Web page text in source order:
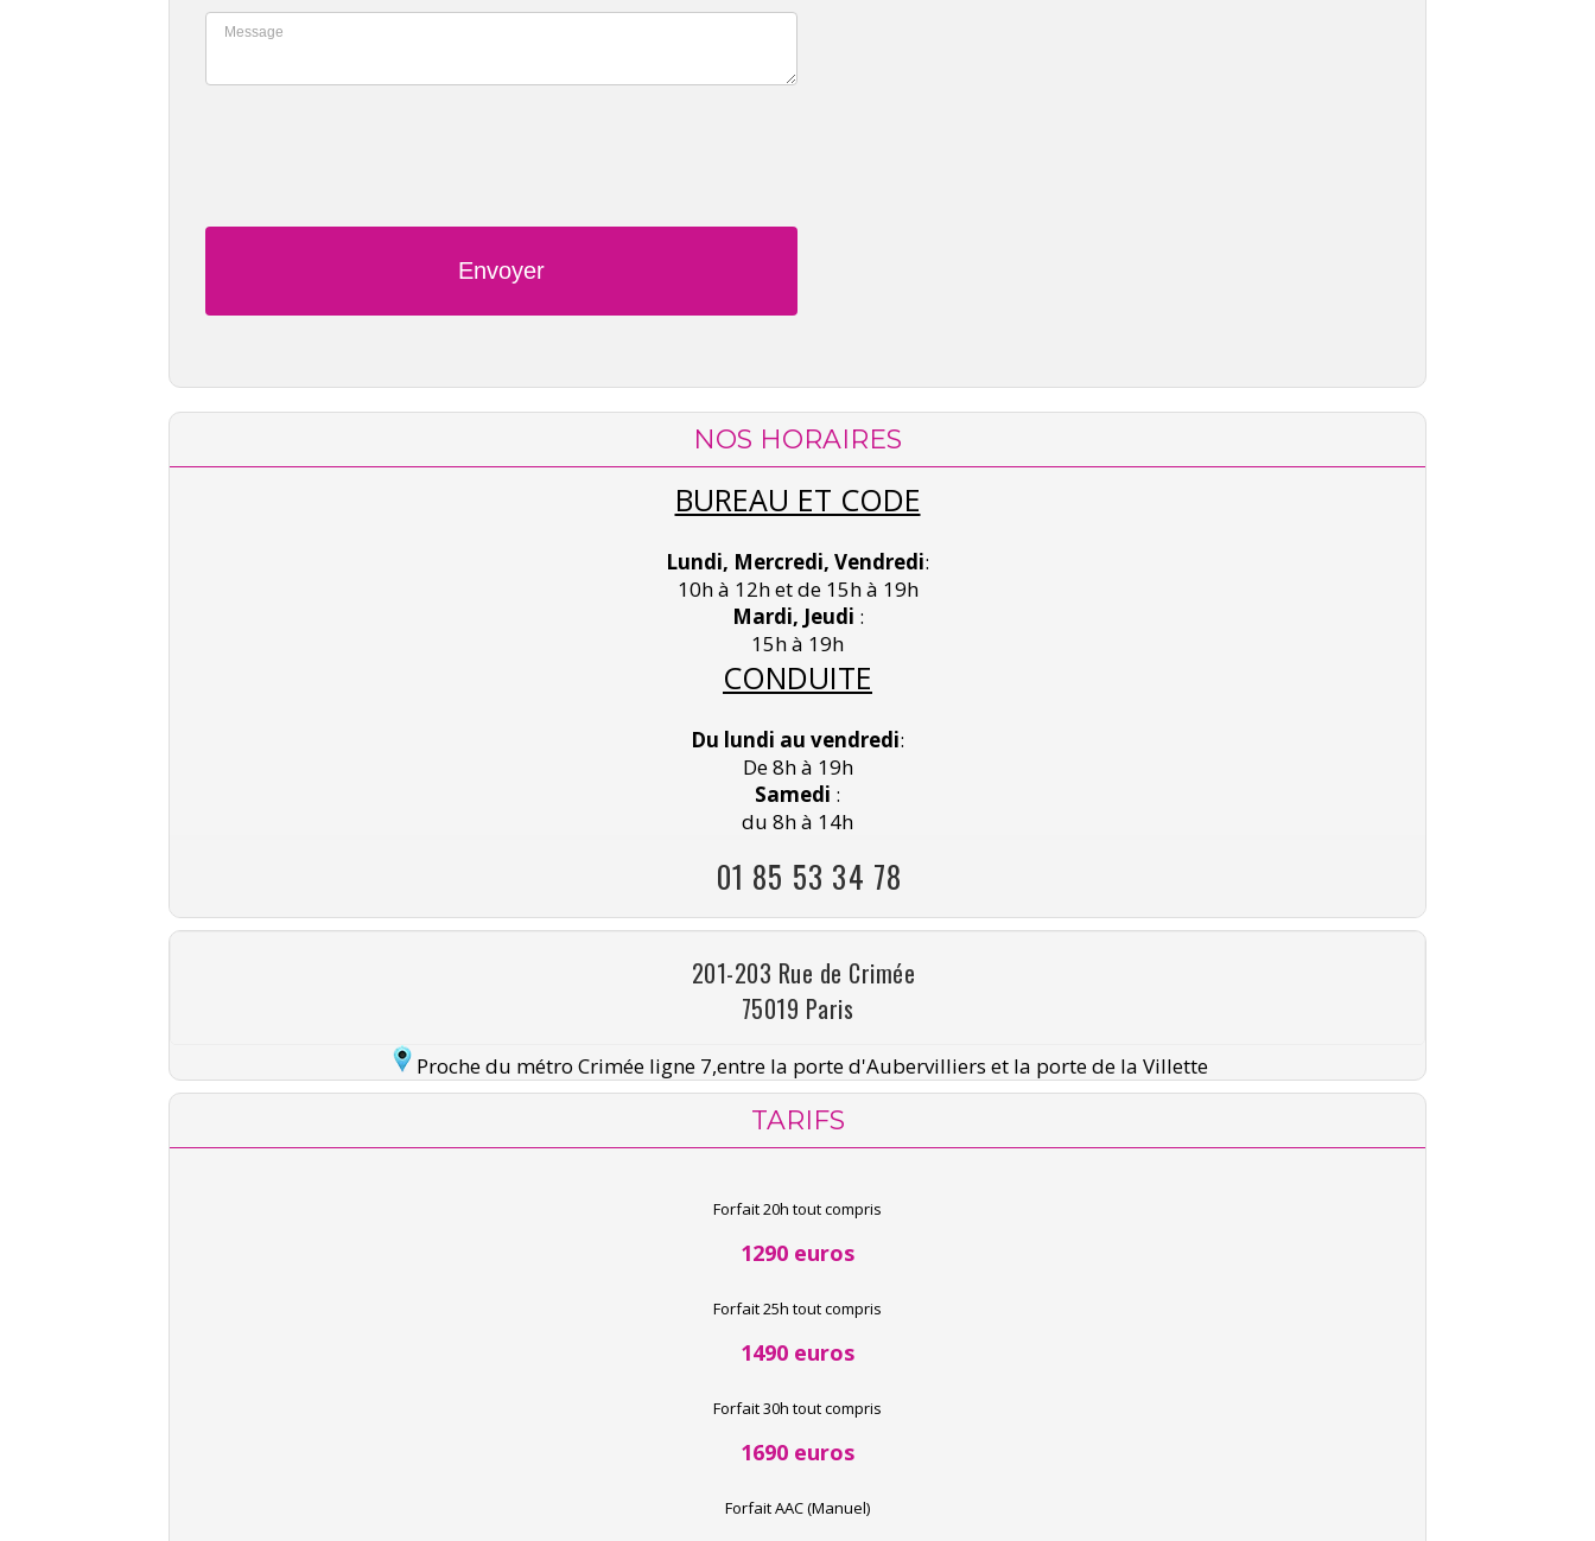
NOS HORAIRES
BUREAU ET CODE
Lundi, Mercredi, Vendredi:
10h à 12h et de 15h à 19h
Mardi, Jeudi :
15h à 19h
CONDUITE
Du lundi au vendredi:
De 8h à 19h
Samedi :
du 8h à 14h
01 85 53 34 78
201-203 Rue de Crimée
75019 Paris
Proche du métro Crimée ligne 7,entre la porte d'Aubervilliers et la porte de la Villette
TARIFS
Forfait 20h tout compris
1290 euros
Forfait 25h tout compris
1490 euros
Forfait 30h tout compris
1690 euros
Forfait AAC (Manuel)